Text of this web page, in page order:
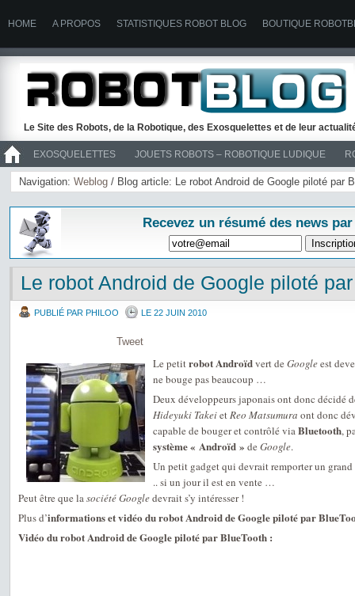
HOME A PROPOS STATISTIQUES ROBOT BLOG BOUTIQUE
Le Site des Robots, de la Robotique, des Exosquelettes et de leur
EXOSQUELETTES JOUETS ROBOTS – ROBOTIQUE LUDIQUE
>> ROBOTS
Navigation: Weblog / Blog article: Le robot Android de Google piloté par
Recevez un résumé des news
Le robot Android de Google piloté
PUBLIÉ PAR PHILOO LE 22 JUIN 2010
Tweet
Le petitrobot Androïdvert de Googleest
ne bouge pas beaucoup …
Deux développeurs japonais ont donc décidé
Hideyuki TakeietReo Matsumura ont donc
capable de bouger et contrôlé viaBluetooth,
système « Androïd » de Google.
Un petit gadget qui devrait remporter un grand
.. si un jour il est en vente …
Peut être que lasociété Googledevrait s’y intéresser !
Plus d’informations et vidéo du robot Android de Google piloté par
Vidéo du robot Android de Google piloté par BlueTooth :